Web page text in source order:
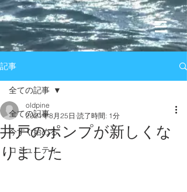
記事
全ての記事
今すぐ始める
コミュニティ
全ての記事
井戸のポンプが新しくな
りました
oldpine
2021年8月25日 読了時間: 1分